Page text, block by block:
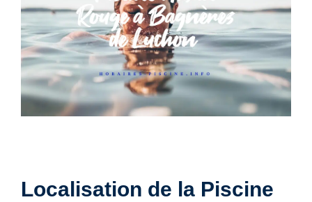
Localisation de la Piscine